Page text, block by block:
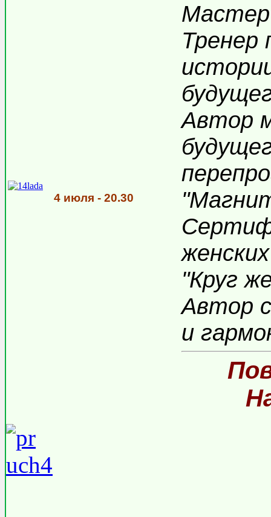
4 июля - 20.30
Мастер
Тренер
Автор
"Круг
Автор
и